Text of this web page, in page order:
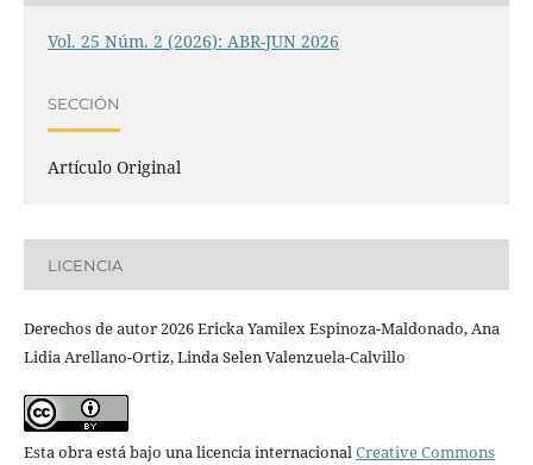
Vol. 25 Núm. 2 (2026): ABR-JUN 2026
SECCIÓN
Artículo Original
LICENCIA
Derechos de autor 2026 Ericka Yamilex Espinoza-Maldonado, Ana
Lidia Arellano-Ortiz, Linda Selen Valenzuela-Calvillo
Esta obra está bajo una licencia internacionalCreative Commons